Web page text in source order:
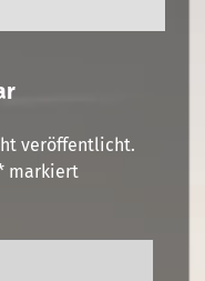
veröffentlicht.
markiert